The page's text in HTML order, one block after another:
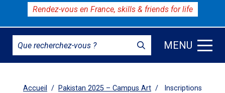
Rendez-vous en France, skills & friends for life
MENU
Accueil Pakistan 2025 – Campus Art Inscriptions